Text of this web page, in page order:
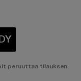
peruuttaa tilauksen